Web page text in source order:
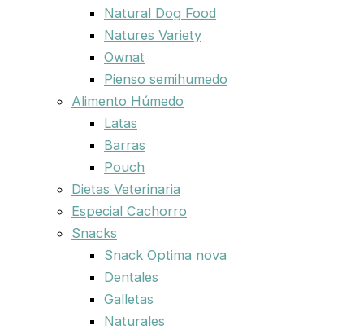
Natural Dog Food
Natures Variety
Ownat
Pienso semihumedo
Alimento Húmedo
Latas
Barras
Pouch
Dietas Veterinaria
Especial Cachorro
Snacks
Snack Optima nova
Dentales
Galletas
Naturales